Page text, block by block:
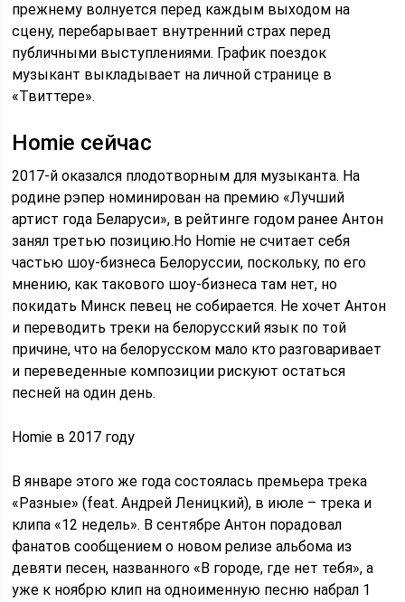
прежнему волнуется перед каждым выходом на
сцену, перебарывает внутренний страх перед
публичными выступлениями. График поездок
музыкант выкладывает на личной странице в
«Твиттере».
Homie сейчас
2017-й оказался плодотворным для музыканта. На
родине рэпер номинирован на премию «Лучший
артист года Беларуси», в рейтинге годом ранее Антон
занял третью позицию.Но Homie не считает себя
частью шоу-бизнеса Белоруссии, поскольку, по его
мнению, как такового шоу-бизнеса там нет, но
покидать Минск певец не собирается. Не хочет Антон
и переводить треки на белорусский язык по той
причине, что на белорусском мало кто разговаривает
и переведенные композиции рискуют остаться
песней на один день.
Homie в 2017 году
В январе этого же года состоялась премьера трека
«Разные» (feat. Андрей Леницкий), в июле – трека и
клипа «12 недель». В сентябре Антон порадовал
фанатов сообщением о новом релизе альбома из
девяти песен, названного «В городе, где нет тебя», а
уже к ноябрю клип на одноименную песню набрал 1